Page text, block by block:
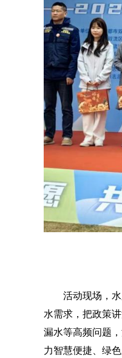
活动现场，
水需求，把政策
漏水等高频问题
力智慧便捷、绿